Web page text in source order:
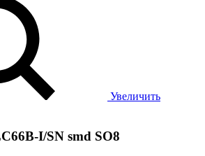
Увеличить
I/SN smd SO8